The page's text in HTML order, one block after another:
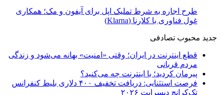
طرح اجاره به شرط تملیک اپل برای آیفون و مک؛ همکاری
غول فناوری با کلارنا (Klarna)
جدید محبوب تصادفی
قطع اینترنت در ایران؛ وقتی «امنیت» بهانه می‌شود و زندگی
مردم قربانی
پیرمان کردید؛ با اینترنت چه می‌کنید؟
فرصت استثنایی: دریافت تخفیف ۴۰۰ دلاری بلیط کنفرانس
تک‌کرانچ دیسراپت ۲۰۲۶